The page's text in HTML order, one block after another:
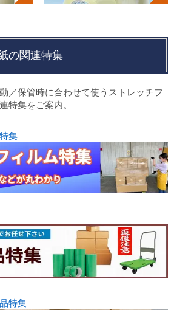
の関連特集
／保管時に合わせて使うストレッチフ
特集をご案内。
集
特集